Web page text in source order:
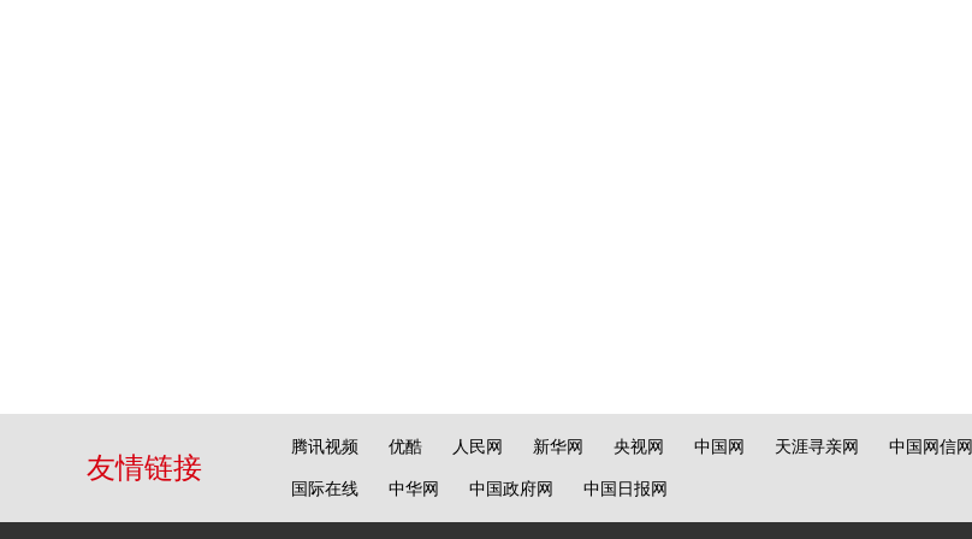
友情链接
腾讯视频 优酷 人民网 新华网 央视网 中国网 天涯寻亲网 中国网信网
国际在线 中华网 中国政府网 中国日报网